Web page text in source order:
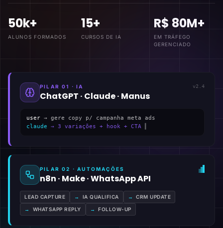
50k+
ALUNOS FORMADOS
15+
CURSOS DE IA
R$ 80M+
EM TRÁFEGO
GERENCIADO
PILAR 01 · IA
ChatGPT · Claude · Manus
v2.4
user → gere copy p/ campanha meta ads
claude → 3 variações + hook + CTA
PILAR 02 · AUTOMAÇÕES
n8n · Make · WhatsApp API
LEAD CAPTURE → IA QUALIFICA → CRM UPDATE
→ WHATSAPP REPLY → FOLLOW-UP